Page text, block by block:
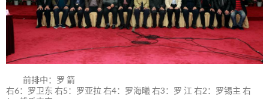
前排中：罗 箭
右6：罗卫东 右5：罗亚拉 右4：罗海曦 右3：罗 江 右2：罗锡主 右